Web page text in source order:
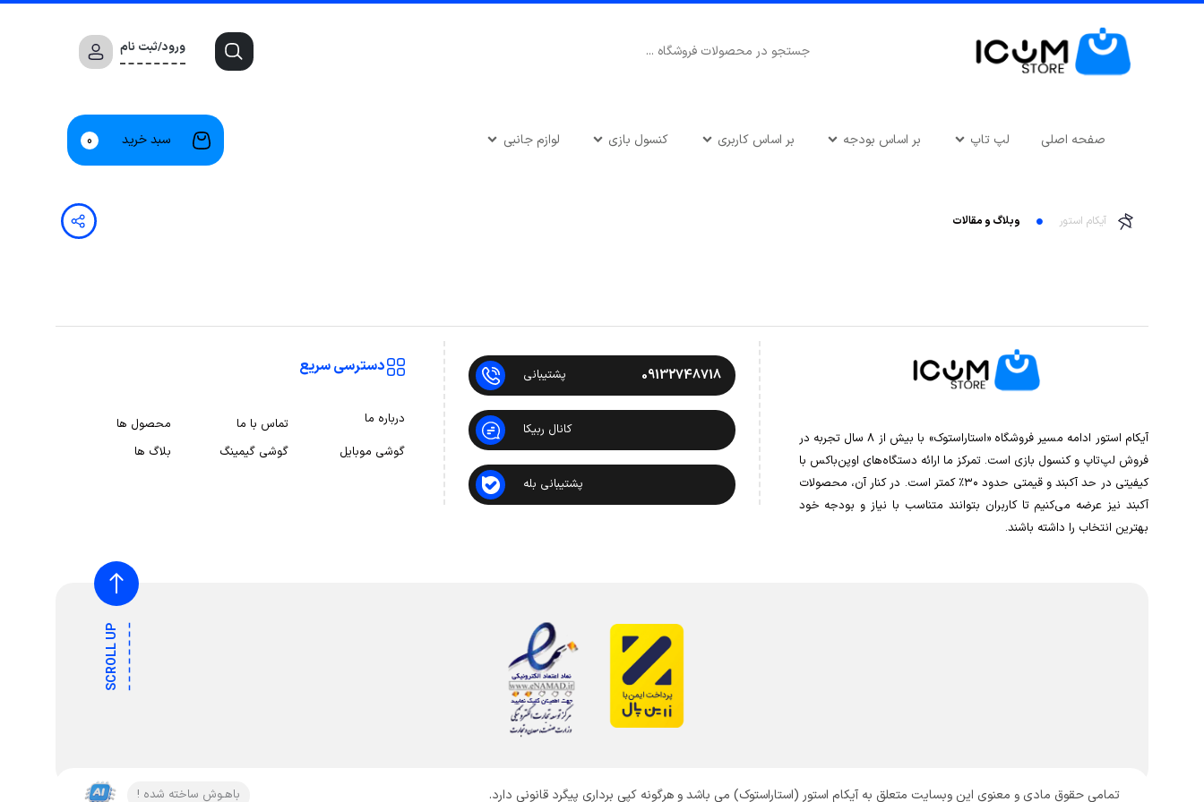
ورود/ثبت نام
صفحه اصلی لپ تاپ بر اساس بودجه بر اساس کاربری کنسول بازی لوازم جانبی سبد خرید 0
آیکام استور وبلاگ و مقالات
آیکام استور ادامه مسیر فروشگاه «استاراستوک» با بیش از ۸ سال تجربه در
فروش لپ‌تاپ و کنسول بازی است. تمرکز ما ارائه دستگاه‌های اوپن‌باکس با
کیفیتی در حد آکبند و قیمتی حدود ۳۰٪ کمتر است. در کنار آن، محصولات
آکبند نیز عرضه می‌کنیم تا کاربران بتوانند متناسب با نیاز و بودجه خود
بهترین انتخاب را داشته باشند.
09132748718 پشتیبانی
کانال ربیکا
پشتیبانی بله
دسترسی سریع
درباره ما تماس با ما
محصول ها
گوشی موبایل
گوشی گیمینگ بلاگ ها
SCROLL UP
تمامی حقوق مادی و معنوی این وبسایت متعلق به آیکام استور (استاراستوک) می باشد و هرگونه کپی برداری پیگرد قانونی دارد. باهـوش ساخته شده !